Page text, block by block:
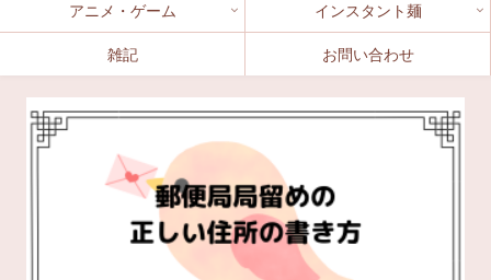
アニメ・ゲーム インスタント麺
雑記 お問い合わせ